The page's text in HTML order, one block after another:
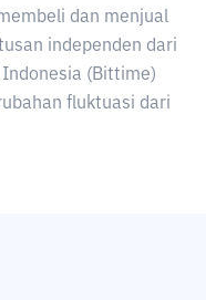
dan menjual
independen dari
(Bittime)
fluktuasi dari